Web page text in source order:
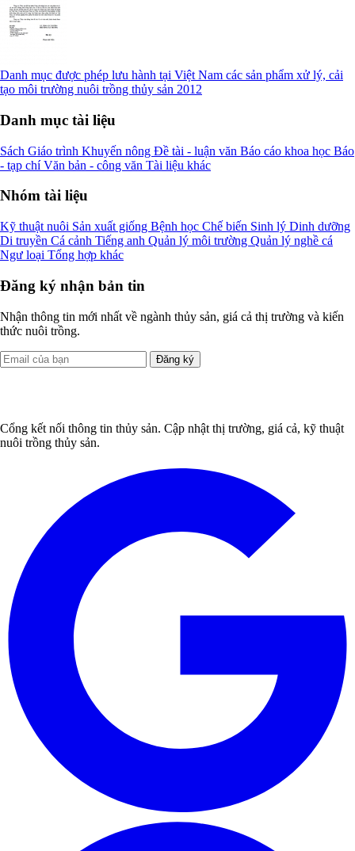
Danh mục được phép lưu hành tại Việt Nam các sản phẩm xử lý, cải
tạo môi trường nuôi trồng thủy sản 2012
Danh mục tài liệu
Sách Giáo trình Khuyến nông Đề tài - luận văn Báo cáo khoa học Báo
- tạp chíVăn bản - công văn Tài liệu khác
Nhóm tài liệu
Kỹ thuật nuôi Sản xuất giống Bệnh học Chế biến Sinh lý Dinh dưỡng
Di truyền Cá cảnh Tiếng anh Quản lý môi trường Quản lý nghề cá
Ngư loại Tổng hợp khác
Đăng ký nhận bản tin
Nhận thông tin mới nhất về ngành thủy sản, giá cả thị trường và kiến
thức nuôi trồng.
Đăng ký
Cổng kết nối thông tin thủy sản. Cập nhật thị trường, giá cả, kỹ thuật
nuôi trồng thủy sản.